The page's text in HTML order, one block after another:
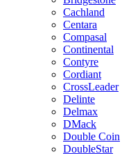
Cachland
Centara
Compasal
Continental
Contyre
Cordiant
CrossLeader
Delinte
Delmax
DMack
Double Coin
DoubleStar